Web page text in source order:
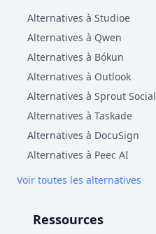
Alternatives à Studioe
Alternatives à Qwen
Alternatives à Bókun
Alternatives à Outlook
Alternatives à Sprout Social
Alternatives à Taskade
Alternatives à DocuSign
Alternatives à Peec AI
Voir toutes les alternatives
Ressources